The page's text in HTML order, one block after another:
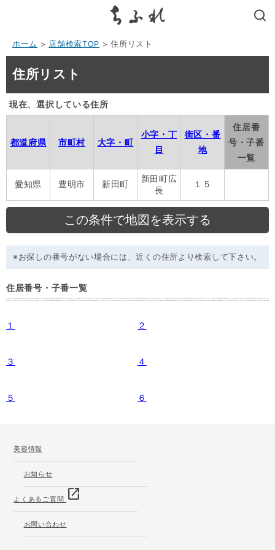
ホーム > 店舗検索TOP > 住所リスト
住所リスト
現在、選択している住所
都道府県 市町村 大字・町
小字・丁
目
街区・番
地
住居番
号・子番
一覧
愛知県 豊明市 新田町
新田町広
長
１５
※お探しの番号がない場合には、近くの住所より検索して下さい。
住居番号・子番一覧
１ ２
３ ４
５ ６
美容情報
お知らせ
よくあるご質問 open_in_new
お問い合わせ